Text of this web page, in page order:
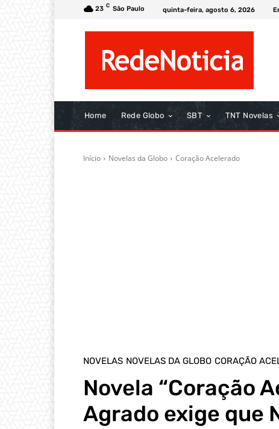
23 C São Paulo quinta-feira, agosto 6, 2026
Home Rede Globo SBT TNT Novelas
Início Novelas da Globo Coração Acelerado
NOVELAS NOVELAS DA GLOBO CORAÇÃO
Novela “Coração
Agrado exige que